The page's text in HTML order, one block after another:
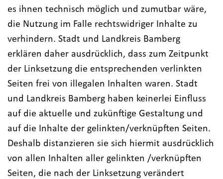
es ihnen technisch möglich und zumutbar wäre,
die Nutzung im Falle rechtswidriger Inhalte zu
verhindern. Stadt und Landkreis Bamberg
erklären daher ausdrücklich, dass zum Zeitpunkt
der Linksetzung die entsprechenden verlinkten
Seiten frei von illegalen Inhalten waren. Stadt
und Landkreis Bamberg haben keinerlei Einfluss
auf die aktuelle und zukünftige Gestaltung und
auf die Inhalte der gelinkten/verknüpften Seiten.
Deshalb distanzieren sie sich hiermit ausdrücklich
von allen Inhalten aller gelinkten /verknüpften
Seiten, die nach der Linksetzung verändert